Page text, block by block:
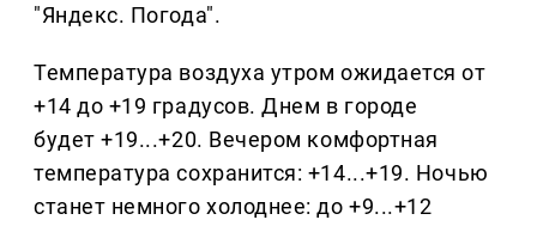
"Яндекс. Погода".
Температура воздуха утром ожидается от
+14 до +19 градусов. Днем в городе
будет +19...+20. Вечером комфортная
температура сохранится: +14...+19. Ночью
станет немного холоднее: до +9...+12